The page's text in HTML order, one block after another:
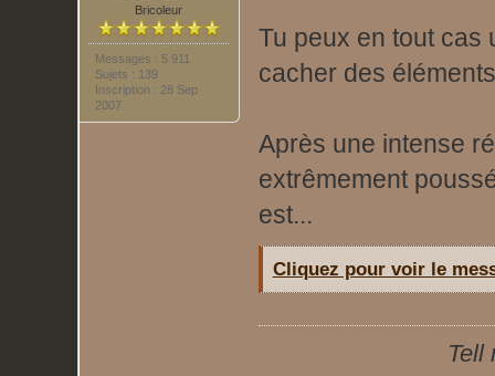
Bricoleur
Messages : 5 911
Sujets : 139
Inscription : 28 Sep
2007
Tu peux en tout cas
cacher des
Après une intense
extrêmement
est...
Cliquez pour voir le
Tell